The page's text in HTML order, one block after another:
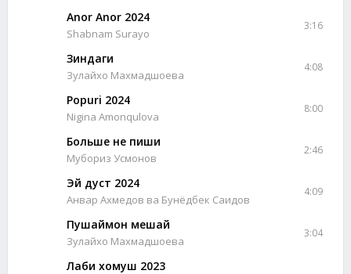
Anor Anor 2024
Shabnam Surayo
3:16
Зиндаги
Зулайхо Махмадшоева
4:08
Popuri 2024
Nigina Amonqulova
8:00
Больше не пиши
Мубориз Усмонов
2:46
Эй дуст 2024
Анвар Ахмедов ва Бунёдбек Саидов
4:09
Пушаймон мешай
Зулайхо Махмадшоева
3:04
Лаби хомуш 2023